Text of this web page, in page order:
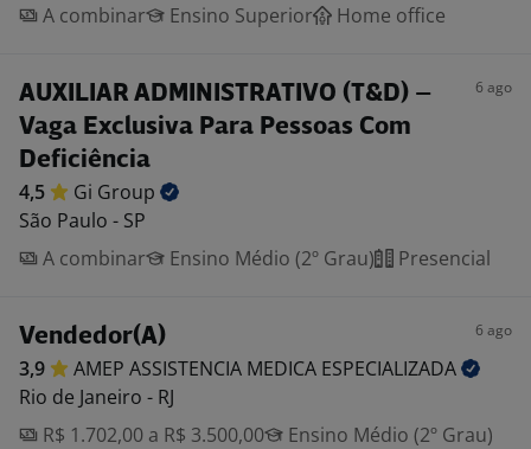
A combinar
Ensino Superior Home office
AUXILIAR ADMINISTRATIVO (T&D) –
Vaga Exclusiva Para Pessoas Com
Deficiência
6 ago
4,5 Gi Group
São Paulo - SP
A combinar
Ensino Médio (2º Grau) Presencial
Vendedor(A) 6 ago
3,9 AMEP ASSISTENCIA MEDICA ESPECIALIZADA
Rio de Janeiro - RJ
R$ 1.702,00 a R$ 3.500,00
Ensino Médio (2º Grau)